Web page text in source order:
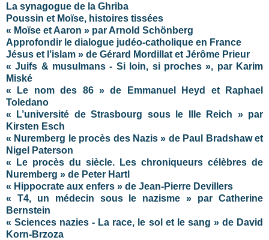
La synagogue de la Ghriba
Poussin et Moïse, histoires tissées
« Moïse et Aaron » par Arnold Schönberg
Approfondir le dialogue judéo-catholique en France
Jésus et l’islam » de Gérard Mordillat et Jérôme Prieur
« Juifs & musulmans - Si loin, si proches », par Karim
Miské
« Le nom des 86 » de Emmanuel Heyd et Raphael
Toledano
« L’université de Strasbourg sous le IIIe Reich » par
Kirsten Esch
« Nuremberg le procès des Nazis » de Paul Bradshaw et
Nigel Paterson
« Le procès du siècle. Les chroniqueurs célèbres de
Nuremberg » de Peter Hartl
« Hippocrate aux enfers » de Jean-Pierre Devillers
« T4, un médecin sous le nazisme » par Catherine
Bernstein
« Sciences nazies - La race, le sol et le sang » de David
Korn-Brzoza